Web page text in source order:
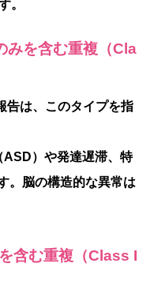
。
みを含む重複（Cla
告は、このタイプを指
ASD）や発達遅滞、特
。脳の構造的な異常は
含む重複（Class I